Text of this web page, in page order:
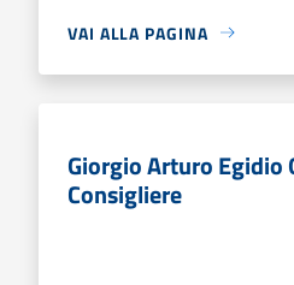
VAI ALLA PAGINA
Giorgio Arturo Egidio
Consigliere